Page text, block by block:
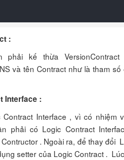
:
phải kế thừa
và tên Contract như là tham
Interface :
Contract Interface , vì có nhiệm
phải có Logic Contract
. Ngoài ra, để thay đổi
setter của Logic Contract .